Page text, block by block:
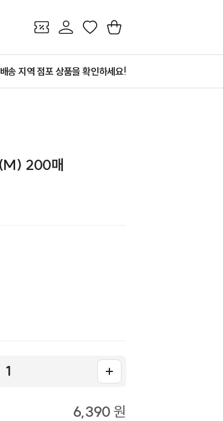
쿠폰 마이페이지
찜 장바구니
송 지역 점포 상품을 확인하세요!
200매
6,390 원